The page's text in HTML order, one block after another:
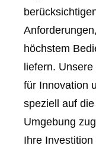
höchstem
liefern.
für Innovation
speziell auf
Umgebung
Ihre